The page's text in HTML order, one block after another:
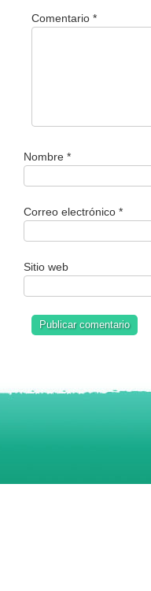
Comentario *
Nombre *
Correo electrónico *
Sitio web